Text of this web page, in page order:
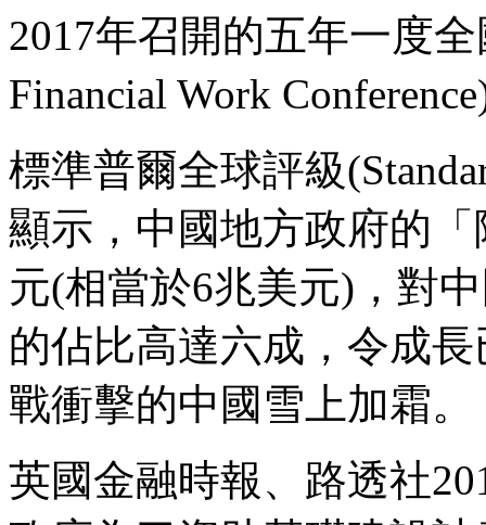
2017年召開的五年一度
Financial Work
標準普爾全球評級
顯示，中國地方政府的
元(相當於6兆美元)，對
的佔比高達六成，令成
戰衝擊的中國雪上加霜。
英國金融時報、路透社